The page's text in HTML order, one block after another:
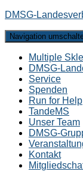
DMSG-
Navigation
Multiple
DMSG-
Service
Spenden
Run for Help
TandeMS
Unser Team
DMSG-
Kontakt